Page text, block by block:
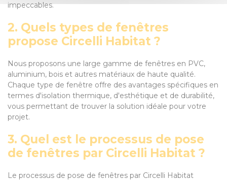
impeccables.
2. Quels types de fenêtres
propose Circelli Habitat ?
Nous proposons une large gamme de fenêtres en PVC,
aluminium, bois et autres matériaux de haute qualité.
Chaque type de fenêtre offre des avantages spécifiques en
termes d'isolation thermique, d'esthétique et de durabilité,
vous permettant de trouver la solution idéale pour votre
projet.
3. Quel est le processus de pose
de fenêtres par Circelli Habitat ?
Le processus de pose de fenêtres par Circelli Habitat